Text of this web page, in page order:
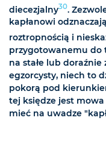
diecezjalny30.
kapłanowi
roztropnością i
przygotowanemu do
na stałe lub doraźnie
egzorcysty, niech to
pokorą pod
tej księdze jest mowa
mieć na uwadze